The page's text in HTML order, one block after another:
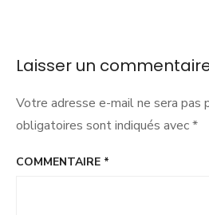
Laisser un
Votre adresse e-mail ne sera pas
obligatoires sont indiqués avec*
COMMENTAIRE *